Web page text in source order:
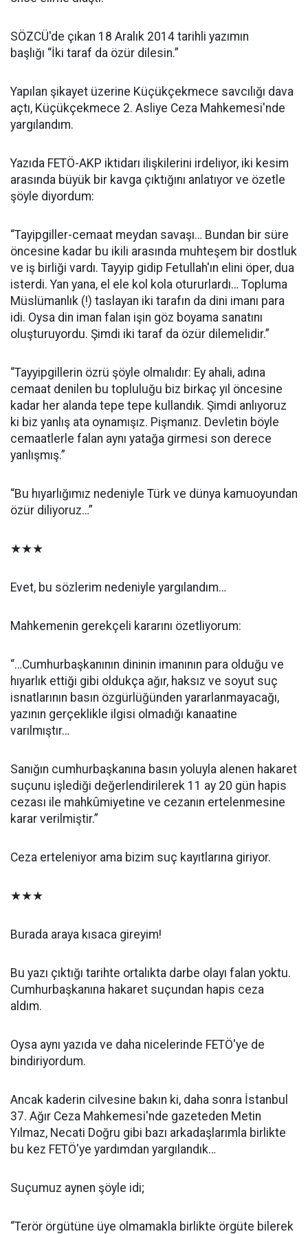
SÖZCÜ'de çıkan 18 Aralık 2014 tarihli yazımın
başlığı “İki taraf da özür dilesin.”
Yapılan şikayet üzerine Küçükçekmece savcılığı dava
açtı, Küçükçekmece 2. Asliye Ceza Mahkemesi'nde
yargılandım.
Yazıda FETÖ-AKP iktidarı ilişkilerini irdeliyor, iki kesim
arasında büyük bir kavga çıktığını anlatıyor ve özetle
şöyle diyordum:
“Tayipgiller-cemaat meydan savaşı… Bundan bir süre
öncesine kadar bu ikili arasında muhteşem bir dostluk
ve iş birliği vardı. Tayyip gidip Fetullah'ın elini öper, dua
isterdi. Yan yana, el ele kol kola otururlardı… Topluma
Müslümanlık (!) taslayan iki tarafın da dini imanı para
idi. Oysa din iman falan işin göz boyama sanatını
oluşturuyordu. Şimdi iki taraf da özür dilemelidir.”
“Tayyipgillerin özrü şöyle olmalıdır: Ey ahali, adına
cemaat denilen bu topluluğu biz birkaç yıl öncesine
kadar her alanda tepe tepe kullandık. Şimdi anlıyoruz
ki biz yanlış ata oynamışız. Pişmanız. Devletin böyle
cemaatlerle falan aynı yatağa girmesi son derece
yanlışmış.”
“Bu hıyarlığımız nedeniyle Türk ve dünya kamuoyundan
özür diliyoruz…”
★★★
Evet, bu sözlerim nedeniyle yargılandım…
Mahkemenin gerekçeli kararını özetliyorum:
“…Cumhurbaşkanının dininin imanının para olduğu ve
hıyarlık ettiği gibi oldukça ağır, haksız ve soyut suç
isnatlarının basın özgürlüğünden yararlanmayacağı,
yazının gerçeklikle ilgisi olmadığı kanaatine
varılmıştır…
Sanığın cumhurbaşkanına basın yoluyla alenen hakaret
suçunu işlediği değerlendirilerek 11 ay 20 gün hapis
cezası ile mahkûmiyetine ve cezanın ertelenmesine
karar verilmiştir.”
Ceza erteleniyor ama bizim suç kayıtlarına giriyor.
★★★
Burada araya kısaca gireyim!
Bu yazı çıktığı tarihte ortalıkta darbe olayı falan yoktu.
Cumhurbaşkanına hakaret suçundan hapis ceza
aldım.
Oysa aynı yazıda ve daha nicelerinde FETÖ'ye de
bindiriyordum.
Ancak kaderin cilvesine bakın ki, daha sonra İstanbul
37. Ağır Ceza Mahkemesi'nde gazeteden Metin
Yılmaz, Necati Doğru gibi bazı arkadaşlarımla birlikte
bu kez FETÖ'ye yardımdan yargılandık…
Suçumuz aynen şöyle idi;
“Terör örgütüne üye olmamakla birlikte örgüte bilerek